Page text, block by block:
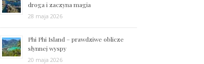
droga i zaczyna magia
28 maja 2026
Phi Phi Island – prawdziwe oblicze
słynnej wyspy
20 maja 2026